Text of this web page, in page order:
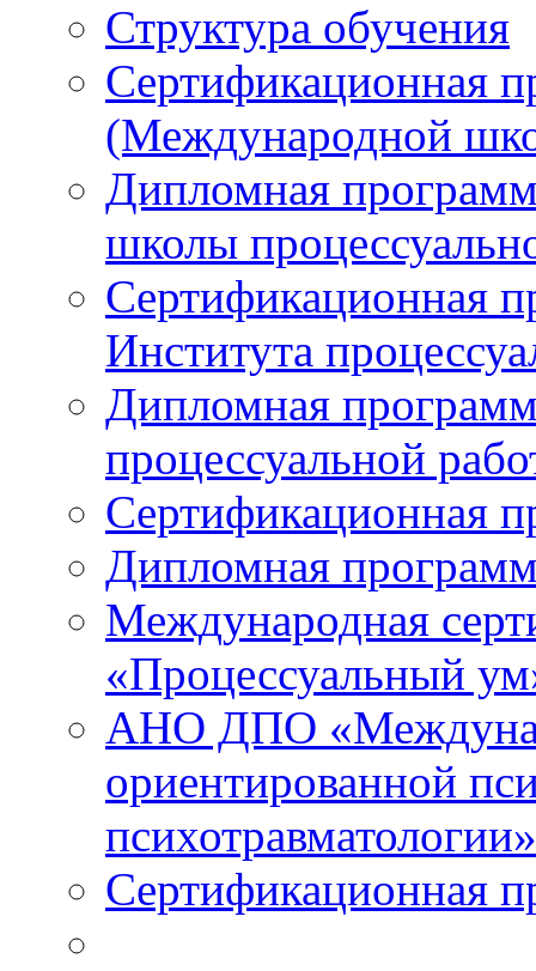
Структура обучения
Сертификационная
(Международной
Дипломная
школы
Сертификационная
Института
Дипломная
процессуальной
Сертификационная
Дипломная
Международная
«Процессуальный
АНО ДПО
ориентированной
Сертификационная